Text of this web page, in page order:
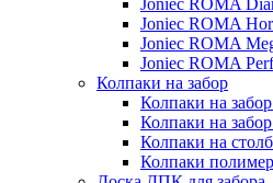
Joniec ROMA
Joniec ROMA
Joniec ROMA
Joniec ROMA
Колпаки на забор
Колпаки на
Колпаки на
Колпаки на
Колпаки